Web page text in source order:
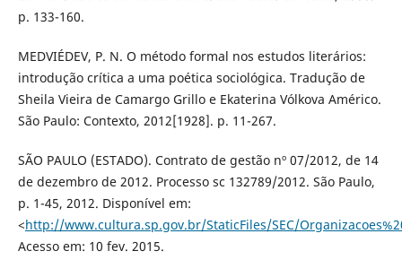
p. 133-160.
MEDVIÉDEV, P. N. O método formal nos estudos literários:
introdução crítica a uma poética sociológica. Tradução de
Sheila Vieira de Camargo Grillo e Ekaterina Vólkova Américo.
São Paulo: Contexto, 2012[1928]. p. 11-267.
SÃO PAULO (ESTADO). Contrato de gestão nº 07/2012, de 14
de dezembro de 2012. Processo sc 132789/2012. São Paulo,
p. 1-45, 2012. Disponível em:
<http://www.cultura.sp.gov.br/StaticFiles/SEC/
Acesso em: 10 fev. 2015.